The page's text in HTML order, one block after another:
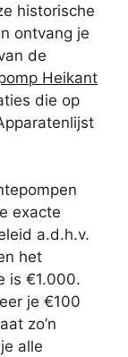
historische
ontvang je
de
Heikant
die op
exacte
a.d.h.v.
het
is €1.000.
je €100
zo’n
alle